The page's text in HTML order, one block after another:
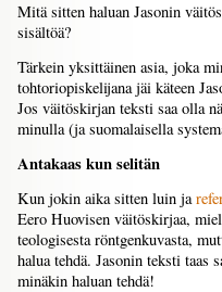
Mitä sitten haluan Jasonin
sisältöä?
Tärkein yksittäinen asia, joka
tohtoriopiskelijana jäi käteen
Jos väitöskirjan teksti saa olla
minulla (ja suomalaisella
Antakaas kun selitän
Kun jokin aika sitten luin ja
Eero Huovisen väitöskirjaa,
teologisesta röntgenkuvasta,
halua tehdä. Jasonin teksti taas
minäkin haluan tehdä!